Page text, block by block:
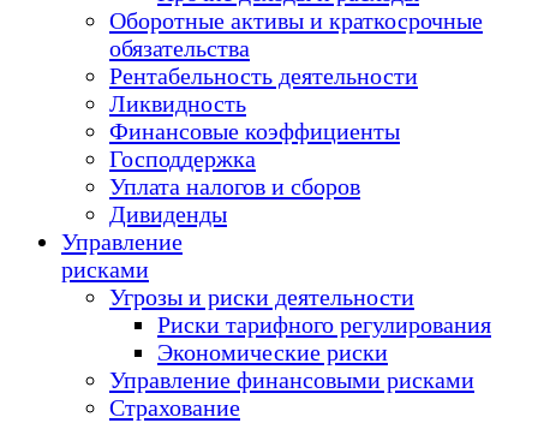
Оборотные активы и краткосрочные
обязательства
Рентабельность деятельности
Ликвидность
Финансовые коэффициенты
Господдержка
Уплата налогов и сборов
Дивиденды
Управление
рисками
Угрозы и риски деятельности
Риски тарифного регулирования
Экономические риски
Управление финансовыми рисками
Страхование